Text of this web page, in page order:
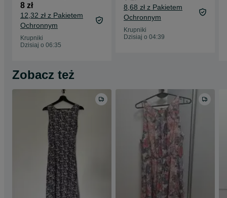
8 zł
12,32 zł z Pakietem
Ochronnym
Krupniki
Dzisiaj o 06:35
8,68 zł z Pakietem
Ochronnym
Krupniki
Dzisiaj o 04:39
Zobacz też